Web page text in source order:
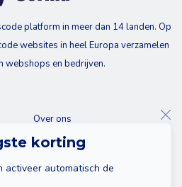
korting
activeer automatisch de
platform in meer dan 14 landen. Op
websites in heel Europa verzamelen
webshops en bedrijven.
Over ons
Contact